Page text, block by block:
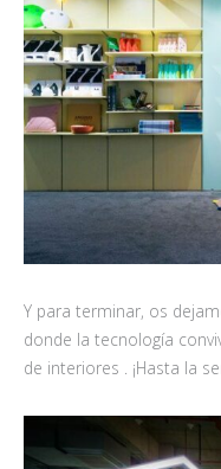
Y para terminar, os
donde la tecnología
de interiores . ¡Hasta la